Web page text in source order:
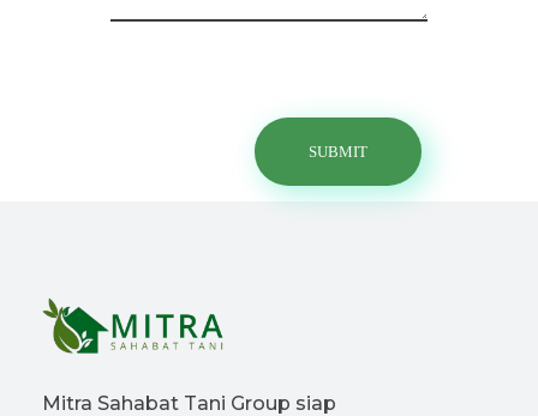
Mitra Sahabat Tani Group siap